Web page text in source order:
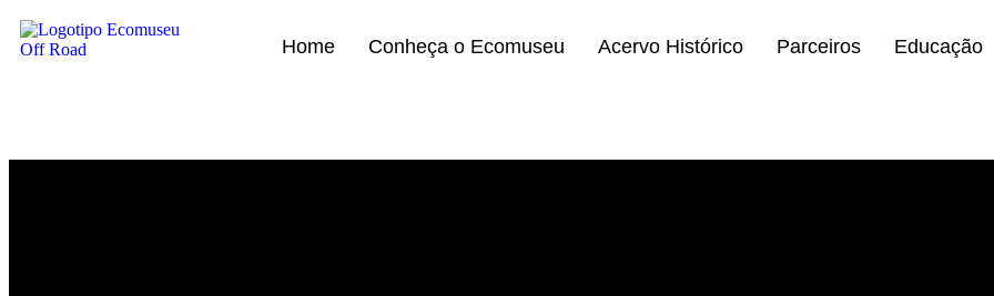
Home Conheça o Ecomuseu Acervo Histórico Parceiros Educação